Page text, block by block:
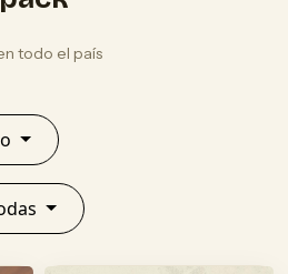
todo el país
/ Zona: Todas